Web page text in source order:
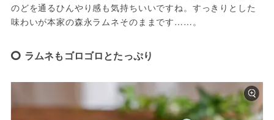
のどを通るひんやり感も気持ちいいですね。すっきりとした
味わいが本家の森永ラムネそのままです……。
ラムネもゴロゴロとたっぷり